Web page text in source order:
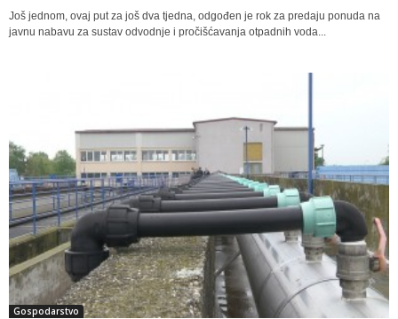
Još jednom, ovaj put za još dva tjedna, odgođen je rok za predaju ponuda na
javnu nabavu za sustav odvodnje i pročišćavanja otpadnih voda...
Gospodarstvo